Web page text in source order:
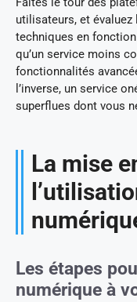
utilisateurs, et
techniques en
qu’un service moins
fonctionnalités
l’inverse, un service
superflues dont vous
La mise
Les étapes
numérique à